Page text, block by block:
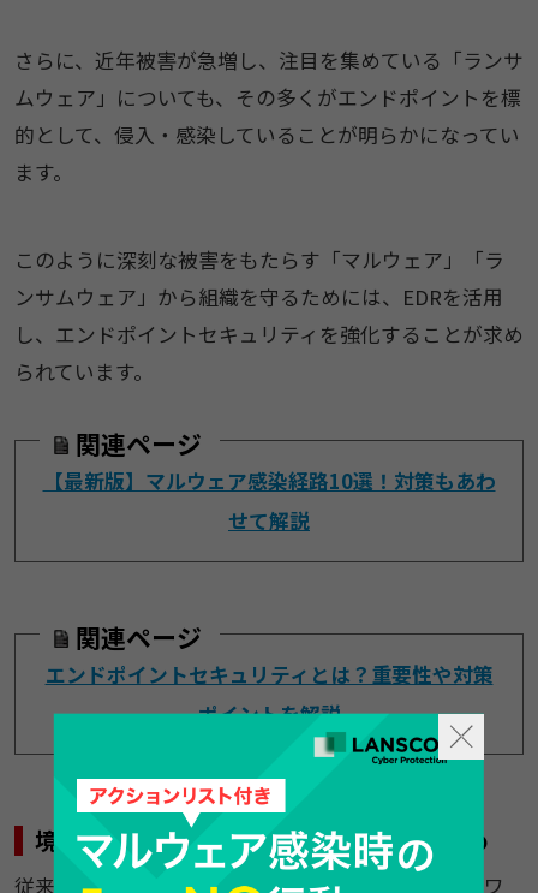
さらに、近年被害が急増し、注目を集めている「ランサ
ムウェア」についても、その多くがエンドポイントを標
的として、侵入・感染していることが明らかになってい
ます。
このように深刻な被害をもたらす「マルウェア」「ラ
ンサムウェア」から組織を守るためには、EDRを活用
し、エンドポイントセキュリティを強化することが求め
られています。
関連ページ
【最新版】マルウェア感染経路10選！対策もあわ
せて解説
関連ページ
エンドポイントセキュリティとは？重要性や対策
ポイントを解説
境界型セキュリティが限界を迎えているため
従来の働き方では、オフィスに出社し、社内ネットワ